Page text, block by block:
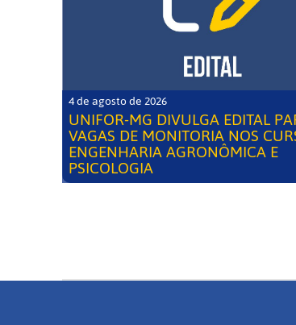
4 de agosto de 2026
UNIFOR-MG DIVULGA EDITAL
VAGAS DE MONITORIA NOS
ENGENHARIA AGRONÔMICA E
PSICOLOGIA